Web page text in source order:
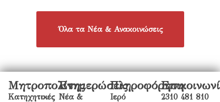
Όλα τα Νέα & Ανακοινώσεις
Μητροπολίτης
Κατηχητικές
Ενημερώσεις
Νέα &
Πληροφόρηση
Ιερό
2310 481 810